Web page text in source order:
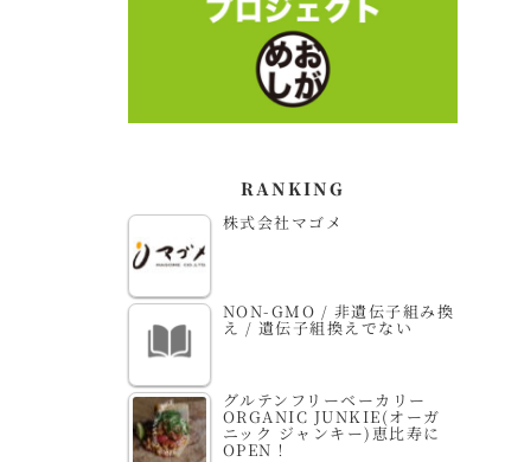
RANKING
株式会社マゴメ
NON-GMO / 非遺伝子組み換
え / 遺伝子組換えでない
グルテンフリーベーカリー
ORGANIC JUNKIE(オーガ
ニック ジャンキー)恵比寿に
OPEN！